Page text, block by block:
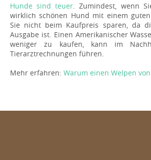
Hunde sind teuer . Zumindest, wenn
wirklich schönen Hund mit einem
Sie nicht beim Kaufpreis sparen, da
Ausgabe ist. Einen Amerikanischer
weniger zu kaufen, kann im
Tierarztrechnungen führen.
Mehr erfahren: Warum einen Welpen